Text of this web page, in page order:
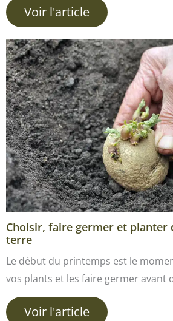
Voir l'article
Choisir, faire germer et planter
terre
Le début du printemps est le
vos plants et les faire germer avant
Voir l'article